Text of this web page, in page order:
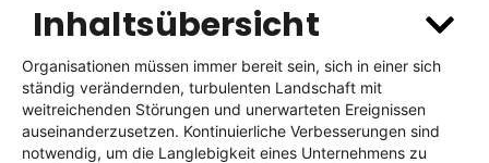
Inhaltsübersicht
Organisationen müssen immer bereit sein, sich in einer sich
ständig verändernden, turbulenten Landschaft mit
weitreichenden Störungen und unerwarteten Ereignissen
auseinanderzusetzen. Kontinuierliche Verbesserungen sind
notwendig, um die Langlebigkeit eines Unternehmens zu